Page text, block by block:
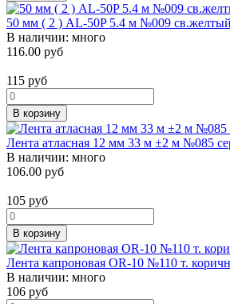
50 мм ( 2 ) AL-50P 5.4 м №009 св.желтый
В наличии: много
116.00 руб
115 руб
В корзину
Лента атласная 12 мм 33 м ±2 м №085
В наличии: много
106.00 руб
105 руб
В корзину
Лента капроновая OR-10 №110 т.
В наличии: много
106 руб